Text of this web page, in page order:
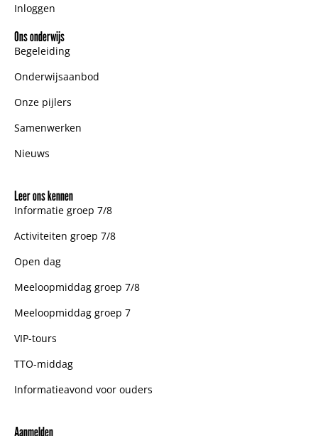
Inloggen
Ons onderwijs
Begeleiding
Onderwijsaanbod
Onze pijlers
Samenwerken
Nieuws
Leer ons kennen
Informatie groep 7/8
Activiteiten groep 7/8
Open dag
Meeloopmiddag groep 7/8
Meeloopmiddag groep 7
VIP-tours
TTO-middag
Informatieavond voor ouders
Aanmelden